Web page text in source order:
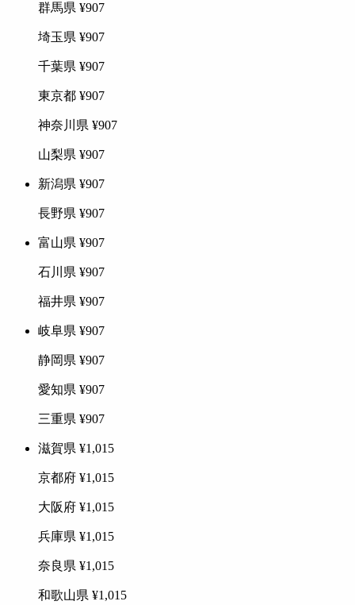
群馬県 ¥907
埼玉県 ¥907
千葉県 ¥907
東京都 ¥907
神奈川県 ¥907
山梨県 ¥907
新潟県 ¥907
長野県 ¥907
富山県 ¥907
石川県 ¥907
福井県 ¥907
岐阜県 ¥907
静岡県 ¥907
愛知県 ¥907
三重県 ¥907
滋賀県 ¥1,015
京都府 ¥1,015
大阪府 ¥1,015
兵庫県 ¥1,015
奈良県 ¥1,015
和歌山県 ¥1,015